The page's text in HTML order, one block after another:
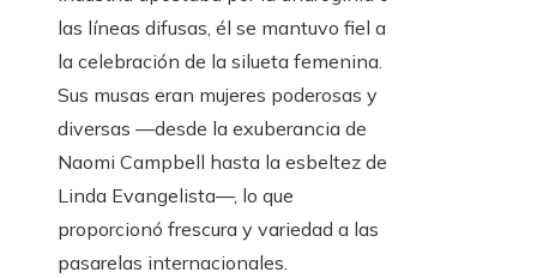
las líneas difusas, él se mantuvo fiel a
la celebración de la silueta femenina.
Sus musas eran mujeres poderosas y
diversas —desde la exuberancia de
Naomi Campbell hasta la esbeltez de
Linda Evangelista—, lo que
proporcionó frescura y variedad a las
pasarelas internacionales.